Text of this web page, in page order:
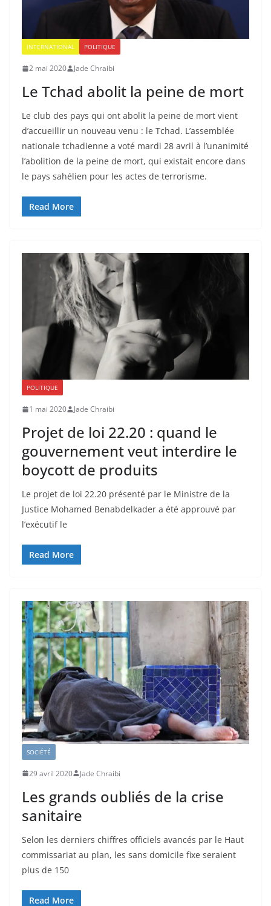
INTERNATIONAL POLITIQUE
2 mai 2020 Jade Chraibi
Le Tchad abolit la peine de mort
Le club des pays qui ont abolit la peine de mort vient
d’accueillir un nouveau venu : le Tchad. L’assemblée
nationale tchadienne a voté mardi 28 avril à l’unanimité
l’abolition de la peine de mort, qui existait encore dans
le pays sahélien pour les actes de terrorisme.
Read More
POLITIQUE
1 mai 2020 Jade Chraibi
Projet de loi 22.20 : quand le
gouvernement veut interdire le
boycott de produits
Le projet de loi 22.20 présenté par le Ministre de la
Justice Mohamed Benabdelkader a été approuvé par
l’exécutif le
Read More
SOCIÉTÉ
29 avril 2020 Jade Chraibi
Les grands oubliés de la crise
sanitaire
Selon les derniers chiffres officiels avancés par le Haut
commissariat au plan, les sans domicile fixe seraient
plus de 150
Read More